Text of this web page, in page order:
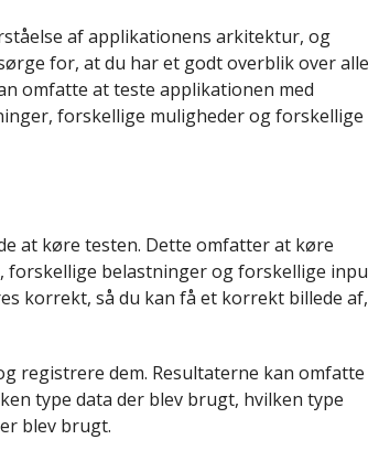
af applikationens arkitektur, og
for, at du har et godt overblik over alle
omfatte at teste applikationen med
forskellige muligheder og forskellige
at køre testen. Dette omfatter at køre
belastninger og forskellige
korrekt, så du kan få et korrekt billede af,
registrere dem. Resultaterne kan omfatte
type data der blev brugt, hvilken type
blev brugt.